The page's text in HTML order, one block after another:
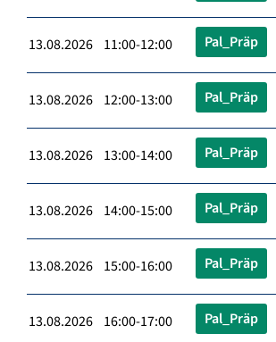
13.08.2026 11:00-12:00 Pal_Präp
13.08.2026 12:00-13:00 Pal_Präp
13.08.2026 13:00-14:00 Pal_Präp
13.08.2026 14:00-15:00 Pal_Präp
13.08.2026 15:00-16:00 Pal_Präp
13.08.2026 16:00-17:00 Pal_Präp